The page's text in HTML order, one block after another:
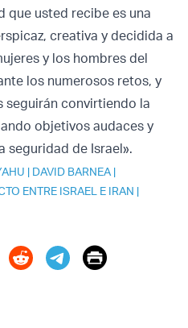
que usted recibe es una
creativa y decidida a
y los hombres del
los numerosos retos, y
seguirán convirtiendo la
objetivos audaces y
seguridad de Israel».
| DAVID BARNEA |
ENTRE ISRAEL E IRAN |
Print